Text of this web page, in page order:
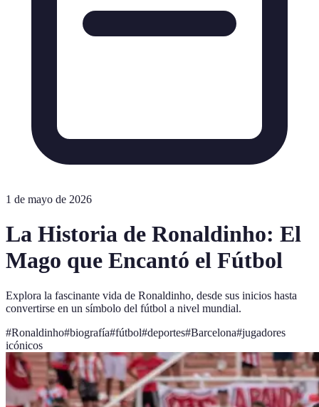
1 de mayo de 2026
La Historia de Ronaldinho: El
Mago que Encantó el Fútbol
Explora la fascinante vida de Ronaldinho, desde sus inicios hasta
convertirse en un símbolo del fútbol a nivel mundial.
#Ronaldinho#biografía#fútbol#deportes#Barcelona#jugadores
icónicos